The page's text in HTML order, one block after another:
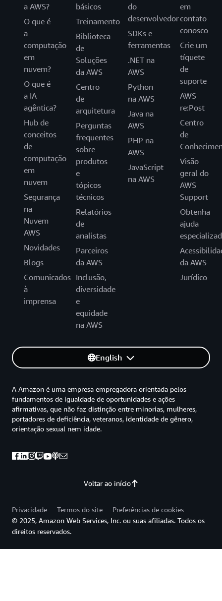
a AWS?
O que é
a
computação
em
nuvem?
O que é
a IA
agêntica?
Hub de
conceitos
de
computação
em
nuvem
Segurança
na
Nuvem
AWS
Novidades
Blogs
Comunicados
à
imprensa
básicos
Treinamento
Biblioteca
de
Soluções
da AWS
Centro
de
arquitetura
Perguntas
frequentes
sobre
produtos
e
tópicos
técnicos
Relatórios
de
analistas
Parceiros
da AWS
Inclusão,
diversidade
e
equidade
na AWS
do
desenvolvedor
SDKs e
ferramentas
.NET na
AWS
Python
na AWS
Java na
AWS
PHP na
AWS
JavaScript
na AWS
em
contato
conosco
Crie um
tíquete
de
suporte
AWS
re:Post
Centro
de
Visão
geral do
AWS
Support
Obtenha
ajuda
da AWS
Jurídico
English
Voltar ao início
A Amazon é uma empresa empregadora orientada pelos
fundamentos de igualdade de oportunidades e ações
afirmativas, que não faz distinção entre minorias, mulheres,
portadores de deficiência, veteranos, identidade de gênero,
orientação sexual nem idade.
Privacidade Termos do site
Preferências de cookies
© 2025, Amazon Web Services, Inc. ou suas afiliadas. Todos os
direitos reservados.